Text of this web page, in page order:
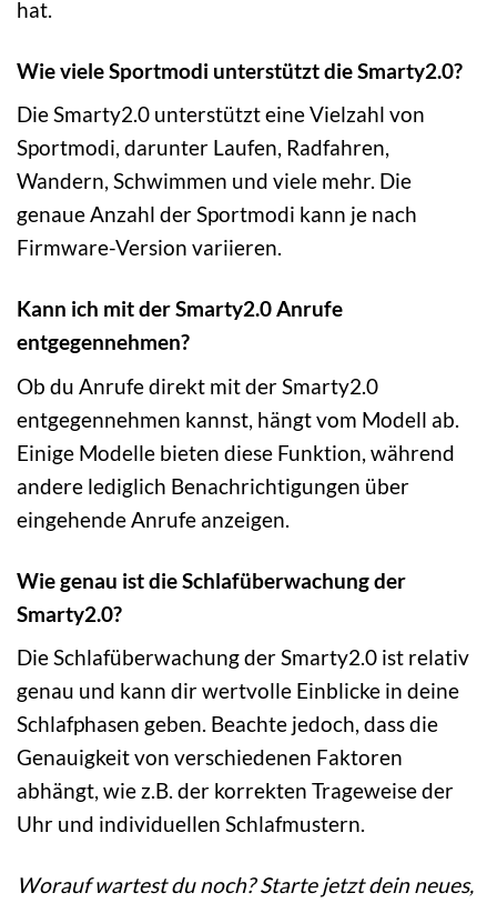
hat.
Wie viele Sportmodi unterstützt die Smarty2.0?
Die Smarty2.0 unterstützt eine Vielzahl von
Sportmodi, darunter Laufen, Radfahren,
Wandern, Schwimmen und viele mehr. Die
genaue Anzahl der Sportmodi kann je nach
Firmware-Version variieren.
Kann ich mit der Smarty2.0 Anrufe
entgegennehmen?
Ob du Anrufe direkt mit der Smarty2.0
entgegennehmen kannst, hängt vom Modell ab.
Einige Modelle bieten diese Funktion, während
andere lediglich Benachrichtigungen über
eingehende Anrufe anzeigen.
Wie genau ist die Schlafüberwachung der
Smarty2.0?
Die Schlafüberwachung der Smarty2.0 ist relativ
genau und kann dir wertvolle Einblicke in deine
Schlafphasen geben. Beachte jedoch, dass die
Genauigkeit von verschiedenen Faktoren
abhängt, wie z.B. der korrekten Trageweise der
Uhr und individuellen Schlafmustern.
Worauf wartest du noch? Starte jetzt dein neues,